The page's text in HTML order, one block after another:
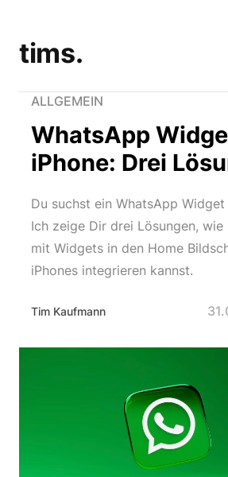
tims.
ALLGEMEIN
WhatsApp
iPhone: Drei
Du suchst ein WhatsApp
Ich zeige Dir drei Lösungen, wie
mit Widgets in den Home
iPhones integrieren kannst.
Tim Kaufmann